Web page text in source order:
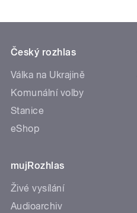
Český rozhlas
Válka na Ukrajině
Komunální volby
Stanice
eShop
mujRozhlas
Živé vysílání
Audioarchiv